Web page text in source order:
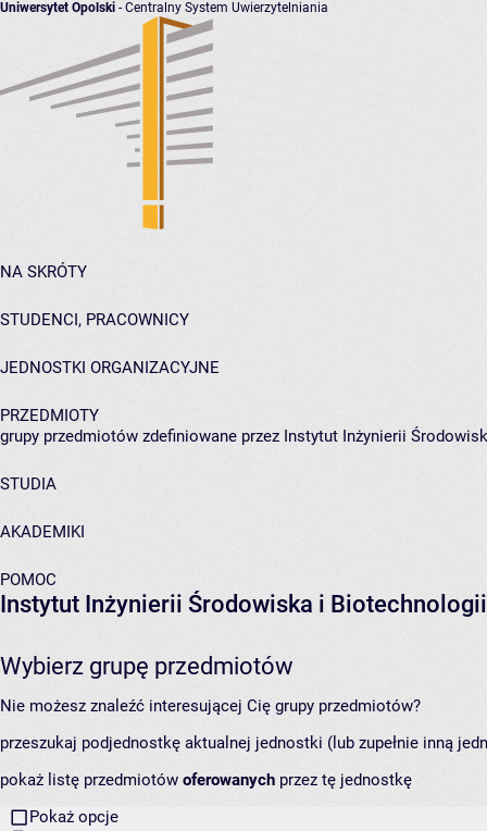
Uniwersytet Opolski - Centralny System Uwierzytelniania
NA SKRÓTY
STUDENCI, PRACOWNICY
JEDNOSTKI ORGANIZACYJNE
PRZEDMIOTY
grupy przedmiotów zdefiniowane przez Instytut Inżynierii
STUDIA
AKADEMIKI
POMOC
Instytut Inżynierii Środowiska i Biotechnologii
Wybierz grupę przedmiotów
Nie możesz znaleźć interesującej Cię grupy przedmiotów?
przeszukaj podjednostkę aktualnej jednostki (lub zupełnie inną
pokaż listę przedmiotów oferowanych przez tę jednostkę
Pokaż opcje